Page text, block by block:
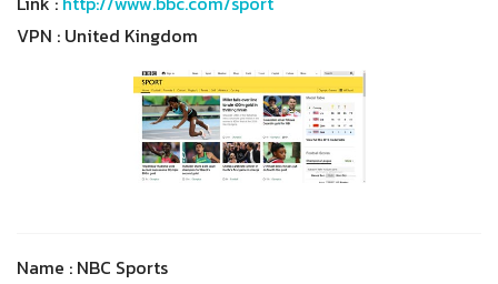
VPN : United Kingdom
Name : NBC Sports